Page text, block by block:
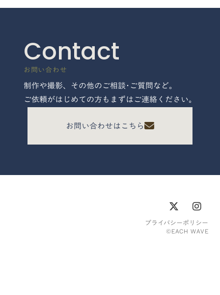
Contact
お問い合わせ
制作や撮影、その他のご相談･ご質問など。
ご依頼がはじめての方もまずはご連絡ください。
お問い合わせはこちら
プライバシーポリシー
©︎EACH WAVE